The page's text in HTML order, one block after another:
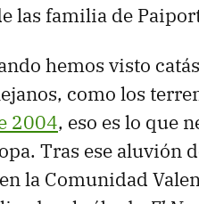
las familia de
hemos visto
como los
2004, eso es lo que
Tras ese aluvión
la Comunidad